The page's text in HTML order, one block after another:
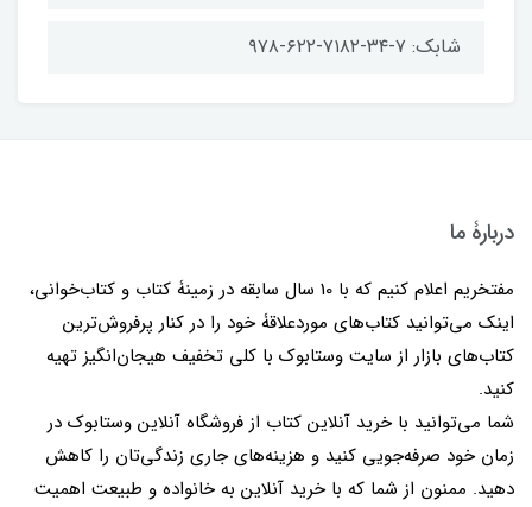
شابک: ۷-۳۴-۷۱۸۲-۶۲۲-۹۷۸
دربارۀ ما
مفتخریم اعلام کنیم که با 10 سال سابقه در زمینۀ کتاب و کتاب‌خوانی،
اینک می‌توانید کتاب‌های موردعلاقۀ خود را در کنار پرفروش‌ترین
کتاب‌های بازار از سایت وستابوک با کلی تخفیف هیجان‌انگیز تهیه
کنید.
شما می‌توانید با خرید آنلاین کتاب از فروشگاه آنلاین وستابوک در
زمان خود صرفه‌جویی کنید و هزینه‌های جاری زندگی‌تان را کاهش
دهید. ممنون از شما که با خرید آنلاین به خانواده و طبیعت اهمیت